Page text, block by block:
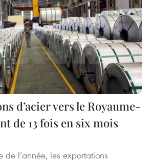
d’acier vers le Royaume-
de 13 fois en six mois
de l’année, les exportations